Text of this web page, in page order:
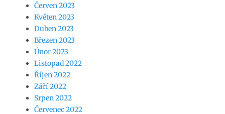
Červen 2023
Květen 2023
Duben 2023
Březen 2023
Únor 2023
Listopad 2022
Říjen 2022
Září 2022
Srpen 2022
Červenec 2022